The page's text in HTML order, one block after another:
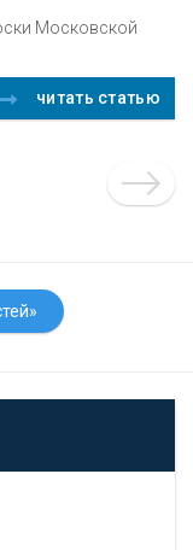
Московской
читать статью